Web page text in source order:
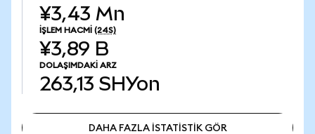
¥3,43 Mn
İŞLEM HACMI (24S)
¥3,89 B
DOLAŞIMDAKI ARZ
263,13 SHYon
DAHA FAZLA İSTATİSTİK GÖR